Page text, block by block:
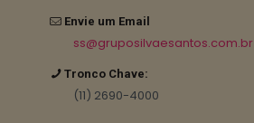
Envie um Email
ss@gruposilvaesantos.com.br
Tronco Chave:
(11) 2690-4000